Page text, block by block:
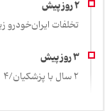
تخلفات ایران‌خودرو
2 سال با پزشکیان/4